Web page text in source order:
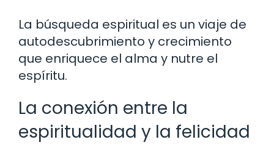
La búsqueda espiritual es un viaje de
autodescubrimiento y crecimiento
que enriquece el alma y nutre el
espíritu.
La conexión entre la
espiritualidad y la felicidad